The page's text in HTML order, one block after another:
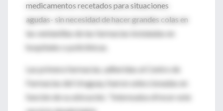
medicamentos recetados para situaciones
agudas- sin necesidad de hacer grandes colas en
las ventanillas de las farmacias instaladas en
hospitales o policlínicas.
Las primera farmacias, adheridas al Centro de
Farmacias del Uruguay, fueron seleccionadas en
función de su ubicación. "Interesaba ofrecer este